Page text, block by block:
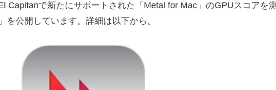
Capitanで新たにサポートされた「Metal for Mac」のGPUスコアを測
を公開しています。詳細は以下から。